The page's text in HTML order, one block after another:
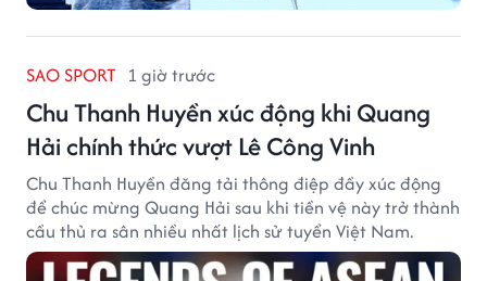
SAO SPORT 1 giờ trước
Chu Thanh Huyền xúc động khi Quang
Hải chính thức vượt Lê Công Vinh
Chu Thanh Huyền đăng tải thông điệp đầy xúc động
để chúc mừng Quang Hải sau khi tiền vệ này trở thành
cầu thủ ra sân nhiều nhất lịch sử tuyển Việt Nam.